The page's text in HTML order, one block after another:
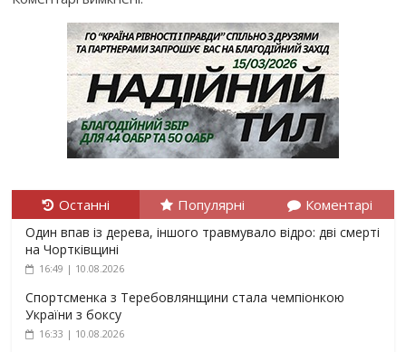
Останні Популярні Коментарі
Один впав із дерева, іншого травмувало відро: дві смерті
на Чортківщині
16:49 | 10.08.2026
Спортсменка з Теребовлянщини стала чемпіонкою
України з боксу
16:33 | 10.08.2026